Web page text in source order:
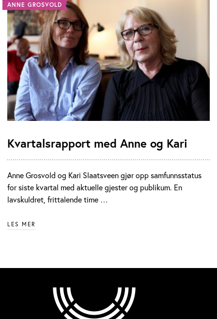
ANNE GROSVOLD
Kvartalsrapport med Anne og Kari
Anne Grosvold og Kari Slaatsveen gjør opp samfunnsstatus
for siste kvartal med aktuelle gjester og publikum. En
lavskuldret, frittalende time …
LES MER